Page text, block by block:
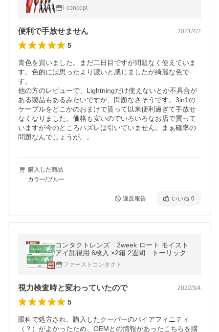
13 se2 モバイルバッテリー 高耐久 2.4A ポ
イント消化 送料無料 セール
i-concept
便利で手放せません 2021/4/2
5
青色を買いました。まだ二日目ですが問題なく使えていま
す。色的には思ったより濃いと感じましたが綺麗な色で
す。
他の方のレビューで、Lightningだけ使えないとか不具合が
ある製品もあるみたいですが、問題なさそうです。3in1の
ケーブルをどこかのおまけで貰って以来便利過ぎて手放せ
なくなりました。価格も安いのでいろいろなお店で買って
いますが今のところハズレは引いていません。まぁ確率の
問題なんでしょうが。。
購入した商品
カラー/ブルー
違反報告 いいね 0
コンタクトレンズ 2week ロート モイスト
アイ乱視用 6枚入 ×2箱 2週間 トーリック
モイストアイトーリック 乱視
ファーストコンタクト
視力検査時と変わっていたので 2022/3/4
5
眼科で処方され、購入したクーパーのバイアフィニティ
（？）がよかったため、OEMとの情報があったこちらを購